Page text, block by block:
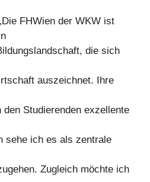
FHWien der WKW ist
die sich
auszeichnet. Ihre
den Studierenden exzellente
sehe ich es als zentrale
Zugleich möchte ich